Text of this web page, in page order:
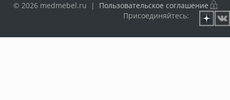
© 2026 medmebel.ru | Пользовательское соглашение
Присоединяйтесь: